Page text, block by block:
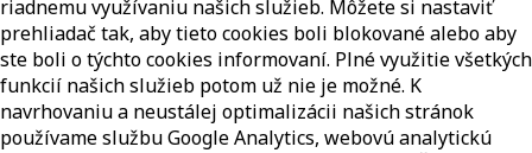
riadnemu využívaniu našich služieb. Môžete si nastaviť
prehliadač tak, aby tieto cookies boli blokované alebo aby
ste boli o týchto cookies informovaní. Plné využitie všetkých
funkcií našich služieb potom už nie je možné. K
navrhovaniu a neustálej optimalizácii našich stránok
používame službu Google Analytics, webovú analytickú